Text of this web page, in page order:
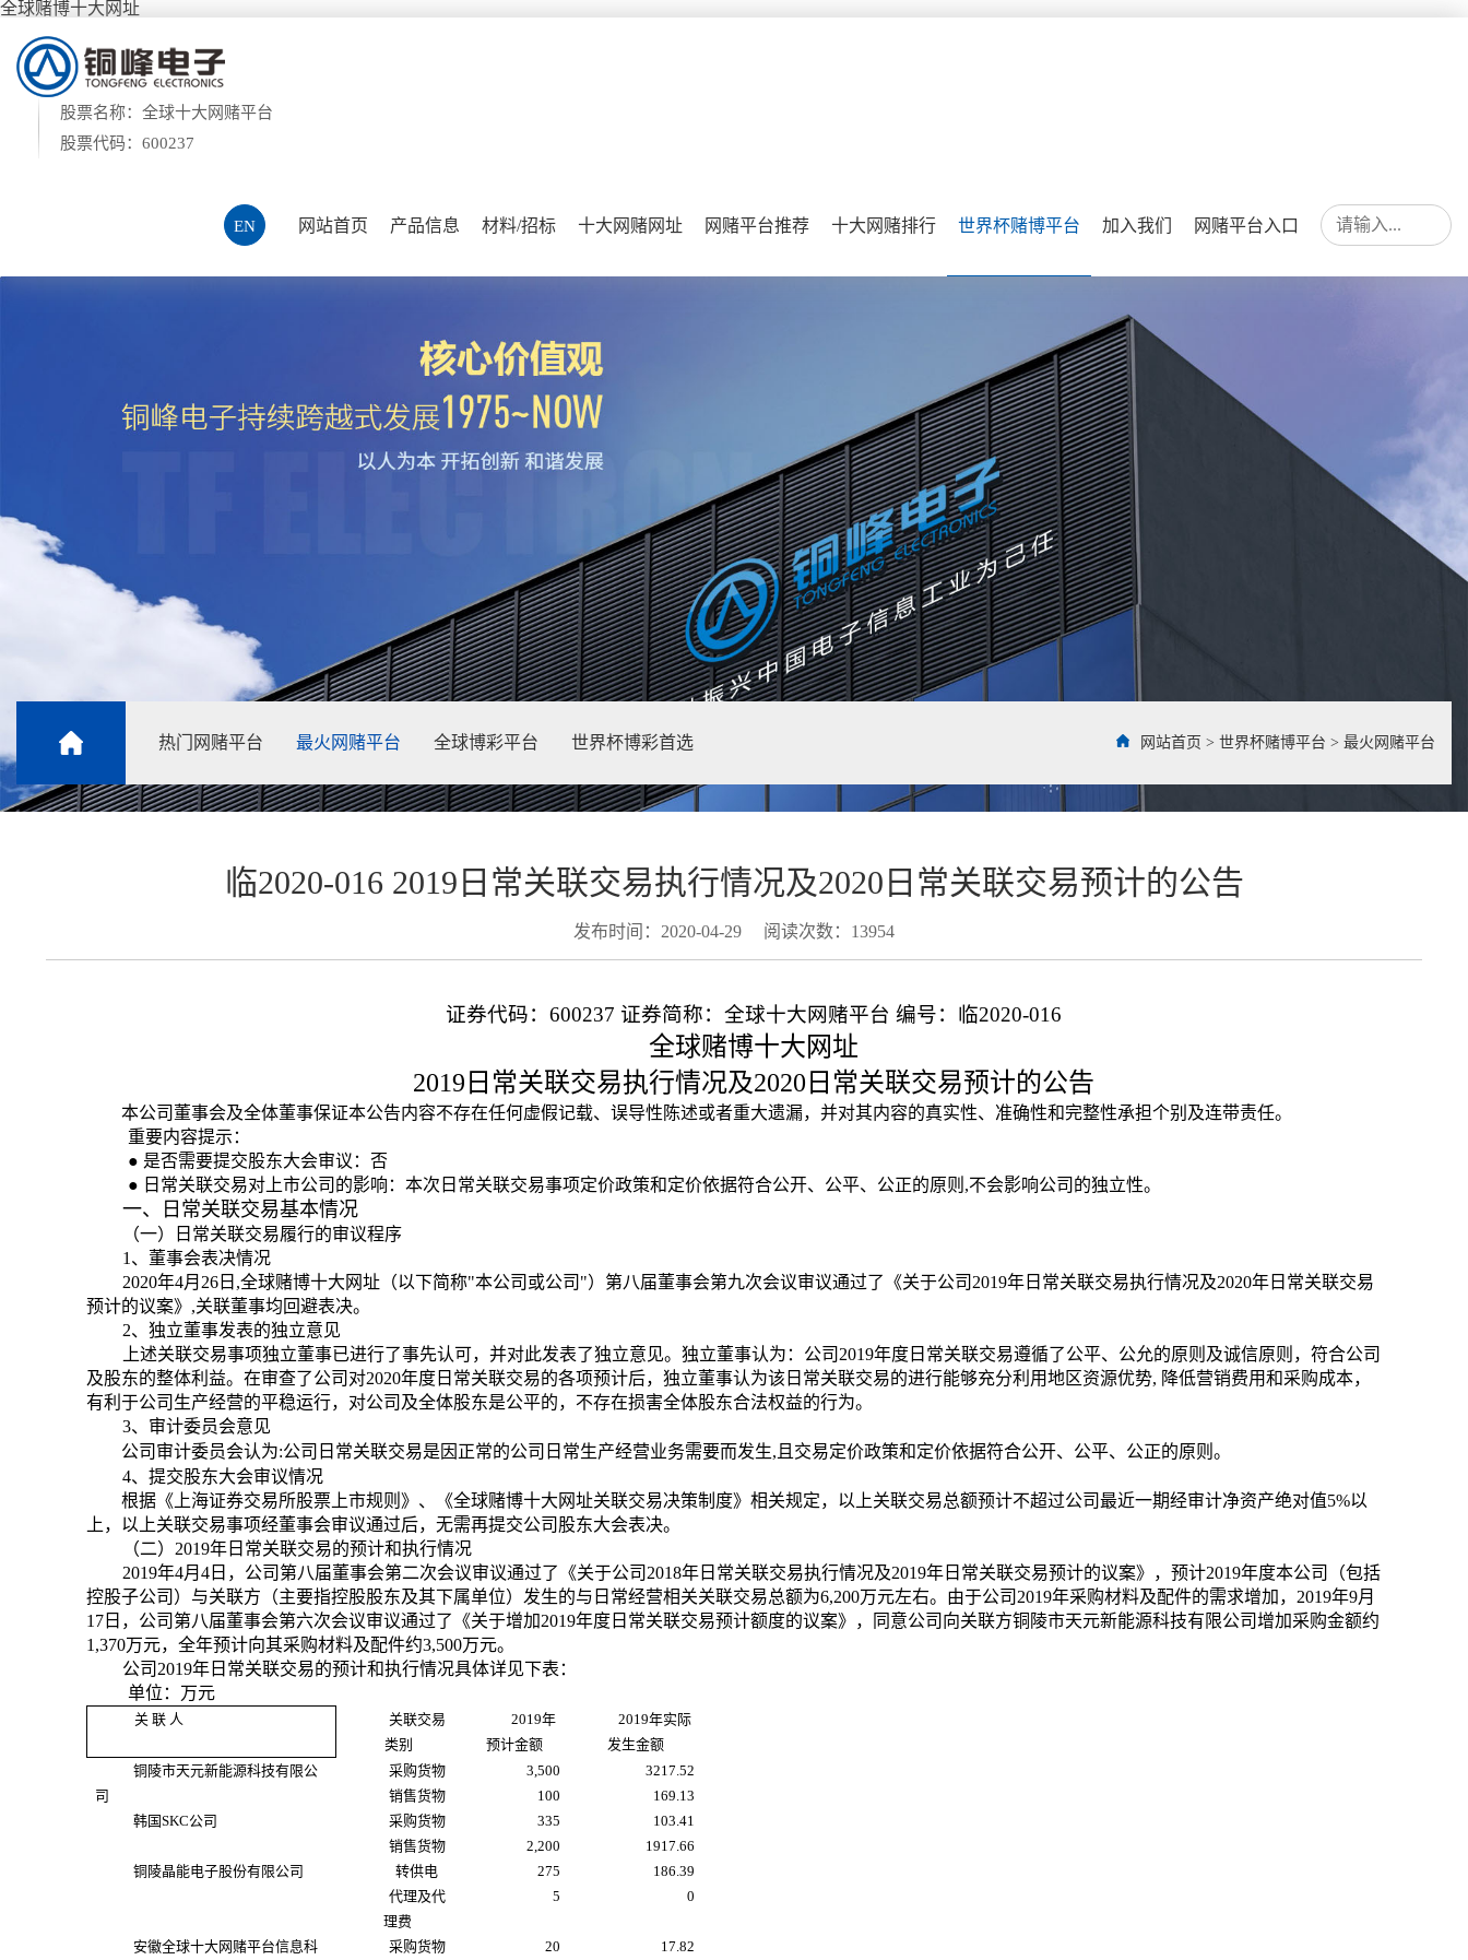
全球赌博十大网址
股票名称：全球十大网赌平台
股票代码：600237
EN 网站首页 产品信息 材料/招标 十大网赌网址 网赌平台推荐 十大网赌排行 世界杯赌博平台 加入我们 网赌平台入口
热门网赌平台 最火网赌平台 全球博彩平台 世界杯博彩首选 网站首页 > 世界杯赌博平台 > 最火网赌平台
临2020-016 2019日常关联交易执行情况及2020日常关联交易预计的公告
发布时间：2020-04-29 阅读次数：13954
证券代码： 600237 证券简称：全球十大网赌平台 编号：临2020-016
全球赌博十大网址
2019 日常关联交易执行情况及2020 日常关联交易预计的公告
本公司董事会及全体董事保证本公告内容不存在任何虚假记载、误导性陈述或者重大遗漏，并对其内容的真实性、准确性和完整性承担个别及连带责任。
重要内容提示：
● 是否需要提交股东大会审议：否
● 日常关联交易对上市公司的影响：本次日常关联交易事项定价政策和定价依据符合公开、公平、公正的原则 ,不会影响公司的独立性。
一、日常关联交易基本情况
（一）日常关联交易履行的审议程序
1、董事会表决情况
2020年4月 26日 ,全球赌博十大网址（以下简称"本公司或公司"）第八届董事会第九次会议审议通过了《关于公司 2019年日常关联交易执行情况及2020年日常关联交易
预计的议案》 ,关联董事均回避表决。
2、独立董事发表的独立意见
上述关联交易事项独立董事已进行了事先认可，并对此发表了独立意见。独立董事认为：公司 2019年度日常关联交易遵循了公平、公允的原则及诚信原则，符合公司
及股东的整体利益。在审查了公司对2020年度日常关联交易的各项预计后，独立董事认为该日常关联交易的进行能够充分利用地区资源优势, 降低营销费用和采购成本，
有利于公司生产经营的平稳运行，对公司及全体股东是公平的，不存在损害全体股东合法权益的行为。
3、审计委员会意见
公司审计委员会认为:公司日常关联交易是因正常的公司日常生产经营业务需要而发生,且交易定价政策和定价依据符合公开、公平、公正的原则。
4、提交股东大会审议情况
根据《上海证券交易所股票上市规则》、《全球赌博十大网址关联交易决策制度》相关规定，以上关联交易总额预计不超过公司最近一期经审计净资产绝对值5%以
上，以上关联交易事项经董事会审议通过后，无需再提交公司股东大会表决。
（二） 2019年日常关联交易的预计和执行情况
2019年4月 4日，公司第八届董事会第二次会议审议通过了《关于公司 2018年日常关联交易执行情况及2019年日常关联交易预计的议案》，预计2019年度本公司（包括
控股子公司）与关联方（主要指控股股东及其下属单位）发生的与日常经营相关关联交易总额为6,200万元左右。 由于公司2019年采购材料及配件的需求增加 ，2019年9月
17 日，公司第八届董事会第六次会议审议通过了《关于增加2019年度日常关联交易预计额度的议案》， 同意公司向关联方铜陵市天元新能源科技有限公司增加采购金额约
1,370万元，全年预计向其采购材料及配件约3,500万元。
公司 2019年日常关联交易的预计和执行情况具体详见下表：
单位：万元
关 联 人
关联交易
类别
2019年
预计金额
2019年实际
发生金额
铜陵市天元新能源科技有限公
司
采购货物 3,500
3217.52
销售货物
100
169.13
韩国SKC公司 采购货物 335
103.41
销售货物
2,200
1917.66
铜陵晶能电子股份有限公司
转供电 275
186.39
代理及代
理费
5 0
安徽全球十大网赌平台信息科
采购货物 20 17.82